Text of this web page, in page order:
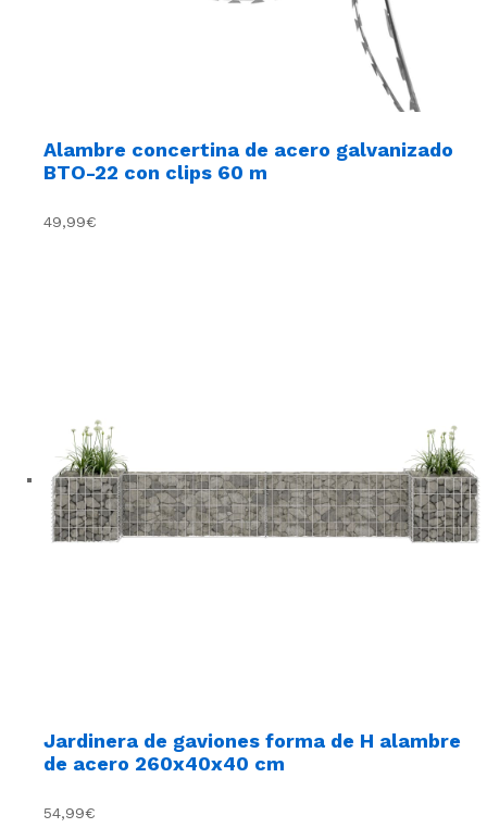
Alambre concertina de acero galvanizado
BTO-22 con clips 60 m
49,99€
Jardinera de gaviones forma de H alambre
de acero 260x40x40 cm
54,99€